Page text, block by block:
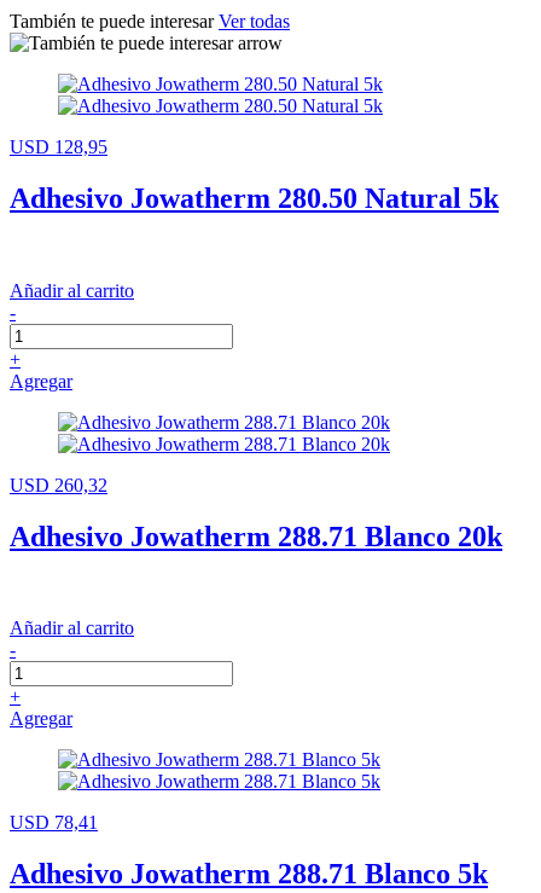
También te puede interesarVer todas
USD 128,95
Adhesivo Jowatherm 280.50 Natural 5k
Añadir al carrito
-
+
Agregar
USD 260,32
Adhesivo Jowatherm 288.71 Blanco 20k
Añadir al carrito
-
+
Agregar
USD 78,41
Adhesivo Jowatherm 288.71 Blanco 5k